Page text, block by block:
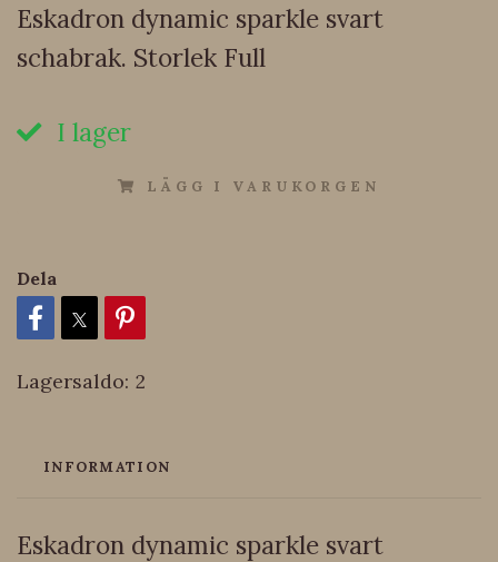
Eskadron dynamic sparkle svart
schabrak. Storlek Full
I lager
LÄGG I VARUKORGEN
Dela
Lagersaldo: 2
INFORMATION
Eskadron dynamic sparkle svart